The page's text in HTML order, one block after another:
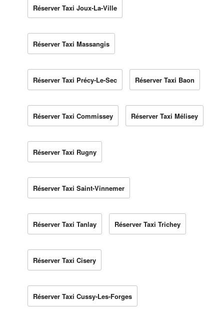
Réserver Taxi Joux-La-Ville
Réserver Taxi Massangis
Réserver Taxi Précy-Le-Sec Réserver Taxi Baon
Réserver Taxi Commissey Réserver Taxi Mélisey
Réserver Taxi Rugny
Réserver Taxi Saint-Vinnemer
Réserver Taxi Tanlay Réserver Taxi Trichey
Réserver Taxi Cisery
Réserver Taxi Cussy-Les-Forges